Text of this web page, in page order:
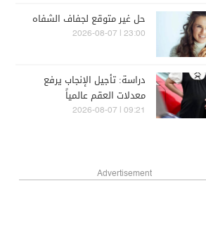
حل غير متوقع لجفاف الشفاه
23:00 | 2026-08-07
دراسة: تأجيل الإنجاب يرفع
معدلات العقم عالمياً
09:21 | 2026-08-07
Advertisement